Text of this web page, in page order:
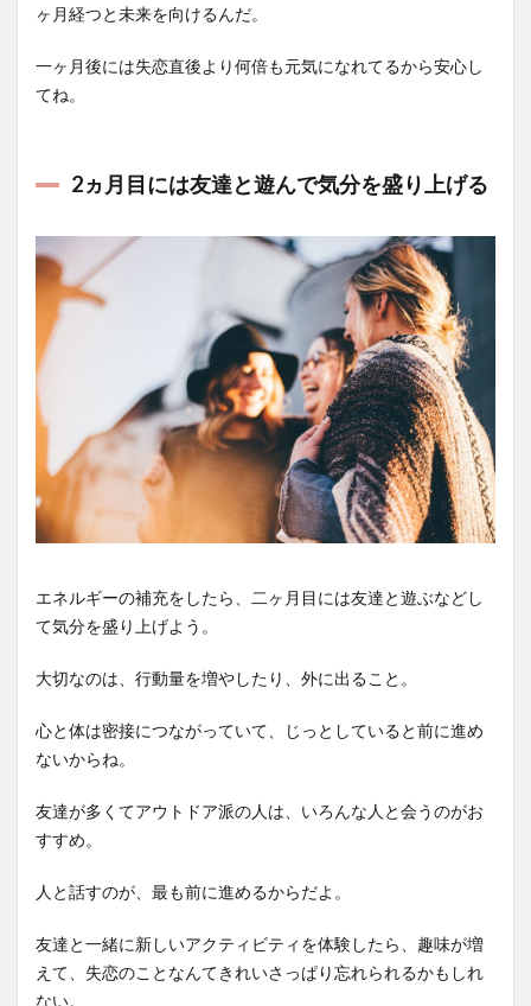
ヶ月経つと未来を向けるんだ。
一ヶ月後には失恋直後より何倍も元気になれてるから安心し
てね。
2ヵ月目には友達と遊んで気分を盛り上げる
エネルギーの補充をしたら、二ヶ月目には友達と遊ぶなどし
て気分を盛り上げよう。
大切なのは、行動量を増やしたり、外に出ること。
心と体は密接につながっていて、じっとしていると前に進め
ないからね。
友達が多くてアウトドア派の人は、いろんな人と会うのがお
すすめ。
人と話すのが、最も前に進めるからだよ。
友達と一緒に新しいアクティビティを体験したら、趣味が増
えて、失恋のことなんてきれいさっぱり忘れられるかもしれ
ない。